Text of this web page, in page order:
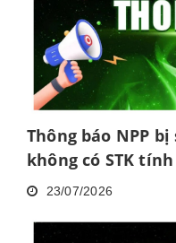
Thông báo NPP
không có STK
tháng 6/2026
23/07/2026